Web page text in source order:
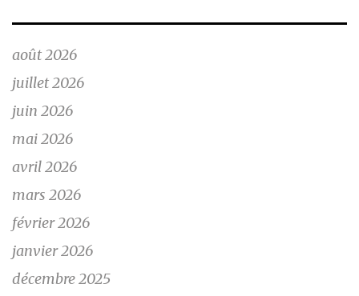
août 2026
juillet 2026
juin 2026
mai 2026
avril 2026
mars 2026
février 2026
janvier 2026
décembre 2025